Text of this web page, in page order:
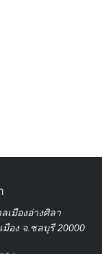
เมืองอ่างศิลา
มือง จ.ชลบุรี 20000